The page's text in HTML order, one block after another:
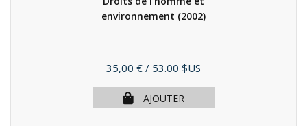
environnement (2002)
Prix
35,00 € / 53.00 $US
AJOUTER